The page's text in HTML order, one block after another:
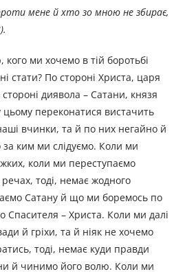
мене й хто зо мною не збирає,
ми хочемо в тій боротьбі
стати? По стороні Христа, царя
диявола – Сатани, князя
переконатися вистачить
вчинки, та й по них негайно й
за ким ми слідуємо. Коли ми
коли ми переступаємо
речах, тоді, немає жодного
Сатану й що ми боремось по
Спасителя – Христа. Коли ми далі
й гріхи, та й ніяк не хочемо
тоді, немає куди правди
й чинимо його волю. Коли ми